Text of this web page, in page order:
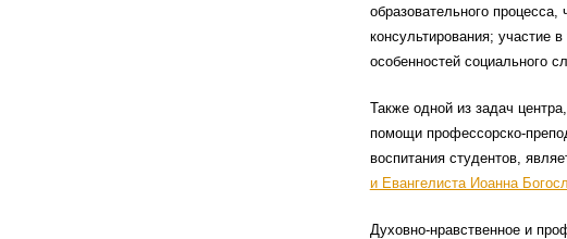
образовательного
консультирования; участие
особенностей социального
Также одной из задач
помощи профессорско-
воспитания студентов,
и Евангелиста Иоанна
Духовно-нравственное и